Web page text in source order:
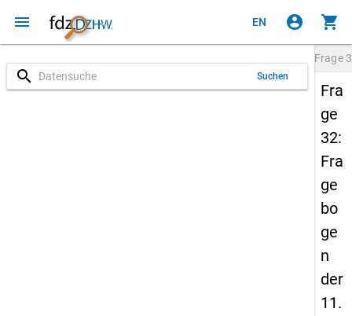
menu EN account_circle shopping_cart
search Suchen
Frage
Fra
ge
32:
Fra
ge
bo
ge
n
der
11.